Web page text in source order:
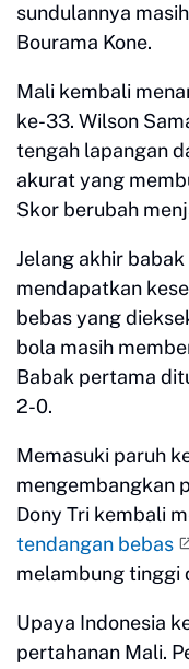
sundulannya
Bourama Kone.
Mali kembali
ke-33. Wilson
tengah lapangan
akurat yang
Skor berubah
Jelang akhir
mendapatkan
bebas yang
bola masih
Babak pertama
2-0.
Memasuki paruh
mengembangkan
Dony Tri kembali
tendangan bebas
melambung tinggi
Upaya Indonesia
pertahanan Mali.